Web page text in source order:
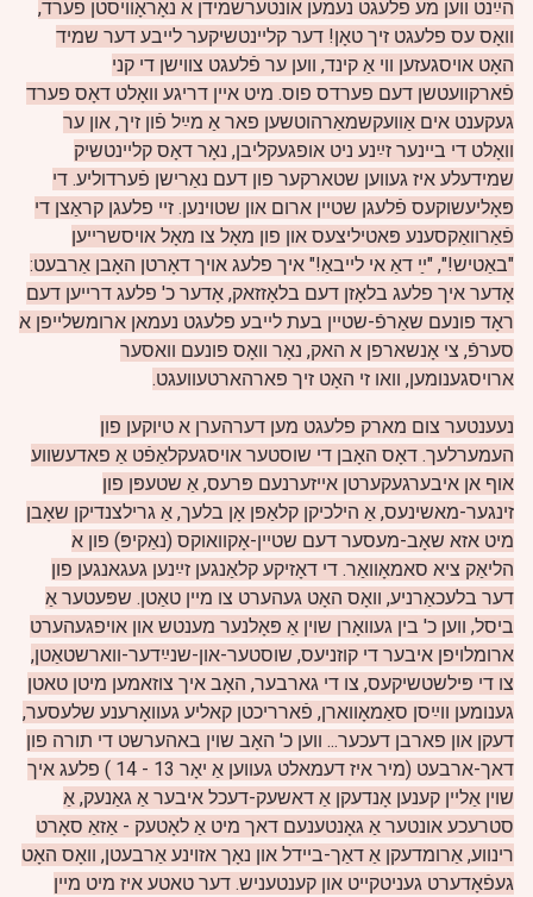
הײַנט ווען מע פלעגט נעמען אונטערשמידן א נאָראָוויסטן פערד,
וואָס עס פלעגט זיך טאָן! דער קליינטשיקער לייבע דער שמיד
האָט אויסגעזען ווי אַ קינד, ווען ער פֿלעגט צווישן די קני
פֿארקוועטשן דעם פערדס פוס. מיט איין דריגע וואָלט דאָס פערד
געקענט אים אַוועקשמאַרהוטשען פאר אַ מײַל פֿון זיך, און ער
וואָלט די ביינער זײַנע ניט אופגעקליבן, נאָר דאָס קליינטשיק
שמידעלע איז געווען שטארקער פון דעם נאַרישן פֿערדוליע. די
פּאָליעשוקעס פֿלעגן שטיין ארום און שטוינען. זיי פלעגן קראַצן די
פֿאַרוואַקסענע פּאטיליצעס און פון מאָל צו מאָל אויסשרייען
"באַטיש!", "ײַ דאַ אי לייבאַ!" איך פלעג אויך דאָרטן האָבן אַרבעט:
אָדער איך פלעג בלאָזן דעם בלאָזזאק, אָדער כ' פלעג דרייען דעם
ראָד פונעם שאַרפֿ-שטיין בעת לייבע פלעגט נעמאן ארומשלייפן א
סערפֿ, צי אָנשארפן א האק, נאָר וואָס פונעם וואסער
ארויסגענומען, וואו זי האָט זיך פארהארטעוועגט.
נעענטער צום מארק פלעגט מען דערהערן א טיוקען פון
העמערלעך. דאָס האָבן די שוסטער אויסגעקלאַפֿט אַ פאדעשווע
אוף אן איבערגעקערטן אייזערנעם פּרעס, אַ שטעפּן פון
זינגער-מאשינעס, אַ הילכיקן קלאַפּן אָן בלעך, אַ גרילצנדיקן שאָבן
מיט אזא שאָב-מעסער דעם שטיין-אָקוואוקס (נאַקיפּ) פון א
הליאַק ציא סאמאָוואַר. די דאָזיקע קלאַנגען זײַנען געגאנגען פון
דער בלעכאַרניע, וואָס האָט געהערט צו מיין טאַטן. שפּעטער אַ
ביסל, ווען כ' בין געוואָרן שוין אַ פּאָלנער מענטש און אויפגעהערט
ארומלויפן איבער די קוזניעס, שוסטער-און-שנײַדער-ווארשטאַטן,
צו די פּילשטשיקעס, צו די גארבער, האָב איך צוזאמען מיטן טאטן
גענומען ווײַסן סאַמאָווארן, פֿארריכטן קאליע געוואָרענע שלעסער,
דעקן און פארבן דעכער... ווען כ' האָב שוין באהערשט די תורה פון
דאך-ארבעט (מיר איז דעמאלט געווען אַ יאָר 13 - 14 ) פלעג איך
שוין אַליין קענען אָנדעקן אַ דאשעק-דעכל איבער אַ גאַנעק, אַ
סטרעכע אונטער אַ גאָנטענעם דאך מיט אַ לאָטעק - אַזאַ סאָרט
רינווע, אַרומדעקן אַ דאַך-ביידל און נאָך אזוינע אַרבעטן, וואָס האָט
געפֿאָדערט געניטקייט און קענטעניש. דער טאטע איז מיט מיין